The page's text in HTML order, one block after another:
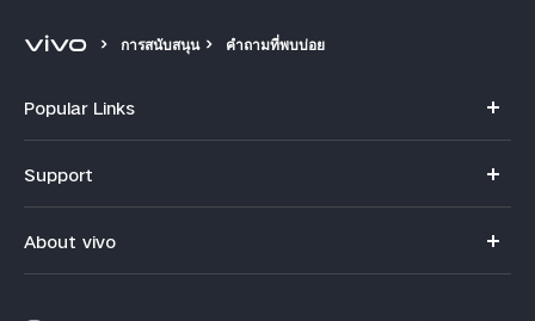
การสนับสนุน คำถามที่พบบ่อย
Popular Links
X300 Pro
X300
Support
ศูนย์บริการ
About vivo